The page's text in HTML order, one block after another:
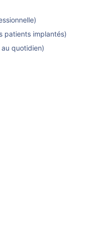
patients implantés)
quotidien)